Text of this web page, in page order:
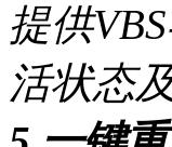
提供
活状态